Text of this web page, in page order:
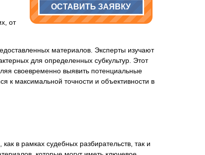
ОСТАВИТЬ ЗАЯВКУ
от
материалов. Эксперты изучают
для определенных субкультур. Этот
своевременно выявить потенциальные
максимальной точности и объективности в
в рамках судебных разбирательств, так и